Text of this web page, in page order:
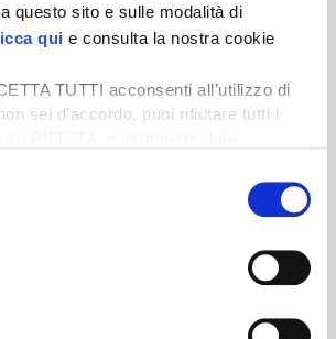
questo sito e sulle modalità di
qui e consulta la nostra cookie
TUTTI acconsenti all’utilizzo di
sei d’accordo, puoi rifiutare tutti i
e cliccando ACCETTA SELEZIONATI.
di alta qualità. Tagliato sulle tue
esigenze.